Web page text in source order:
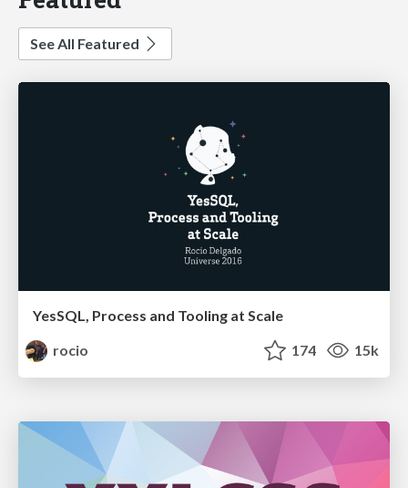
See All Featured
YesSQL, Process and Tooling at Scale
rocio
174 15k